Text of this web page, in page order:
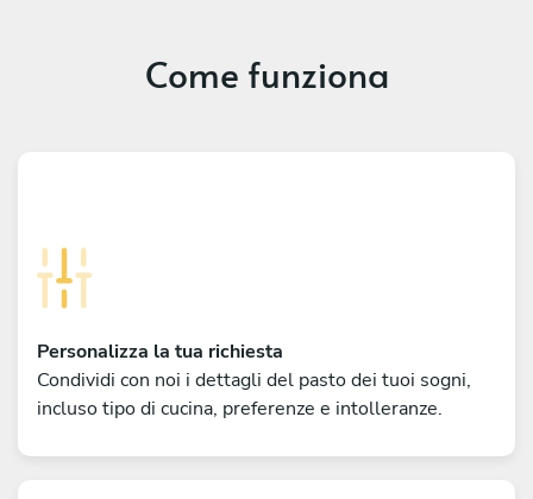
Come funziona
Personalizza la tua richiesta
Condividi con noi i dettagli del pasto dei tuoi sogni,
incluso tipo di cucina, preferenze e intolleranze.